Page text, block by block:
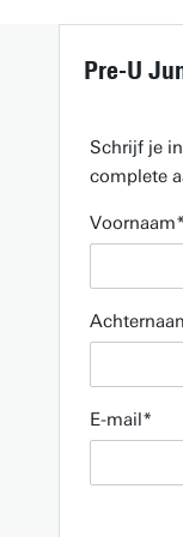
Pre-U
Schrijf je
complete
Voornaam
E-mail